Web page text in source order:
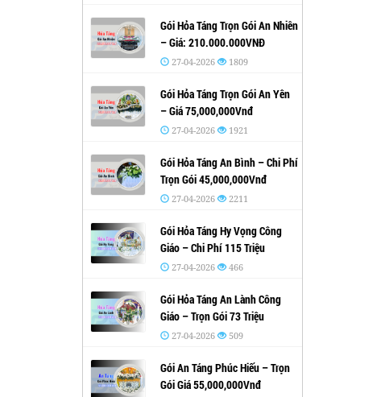
Gói Hỏa Táng Trọn Gói An Nhiên
– Giá: 210.000.000VNĐ
27-04-2026 1809
Gói Hỏa Táng Trọn Gói An Yên
– Giá 75,000,000Vnđ
27-04-2026 1921
Gói Hỏa Táng An Bình – Chi Phí
Trọn Gói 45,000,000Vnđ
27-04-2026 2211
Gói Hỏa Táng Hy Vọng Công
Giáo – Chi Phí 115 Triệu
27-04-2026 466
Gói Hỏa Táng An Lành Công
Giáo – Trọn Gói 73 Triệu
27-04-2026 509
Gói An Táng Phúc Hiếu – Trọn
Gói Giá 55,000,000Vnđ